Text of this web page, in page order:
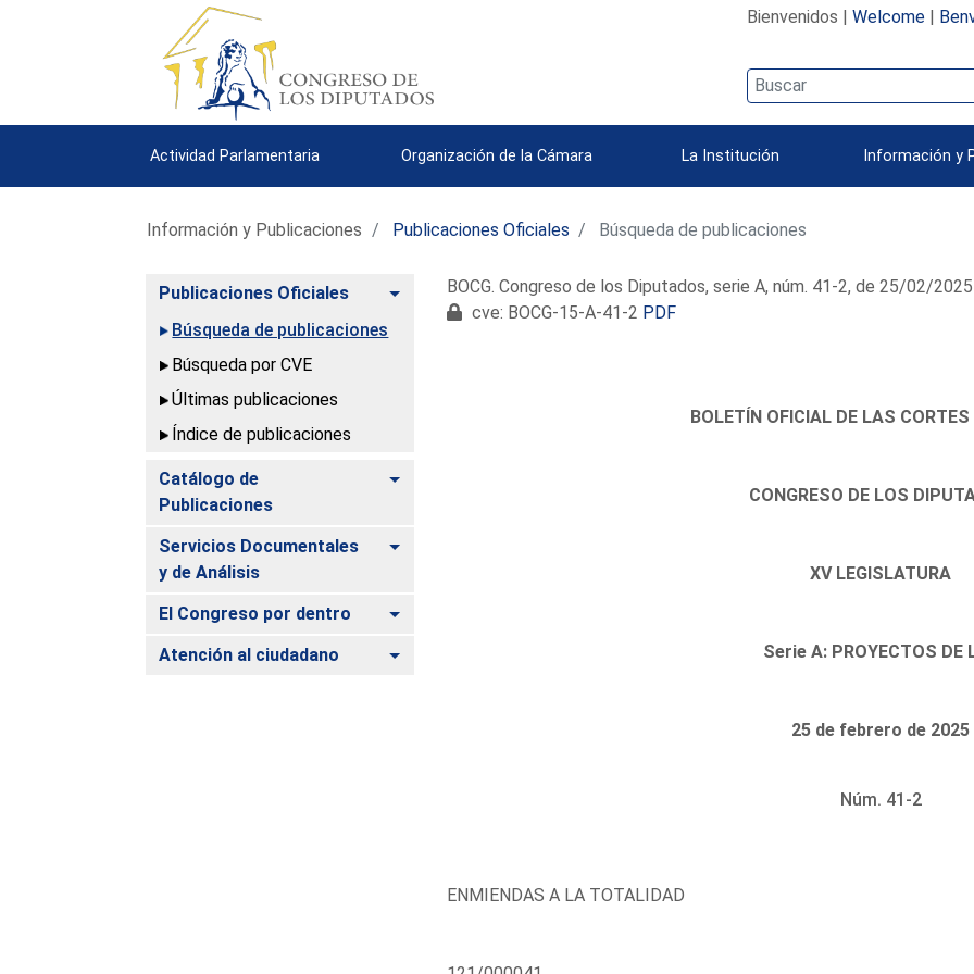
Bienvenidos | Welcome|
Actividad Parlamentaria Organización de la Cámara La Institución Información y
Información y Publicaciones Publicaciones Oficiales Búsqueda de publicaciones
Publicaciones Oficiales
Alternar
Búsqueda de publicaciones
Búsqueda por CVE
Últimas publicaciones
Índice de publicaciones
Catálogo de
Publicaciones
Alternar
Servicios Documentales
y de Análisis
Alternar
El Congreso por dentro Alternar
Atención al ciudadano Alternar
BOCG. Congreso de los Diputados, serie A, núm. 41-2, de 25/02/2025
cve: BOCG-15-A-41-2 PDF
BOLETÍN OFICIAL DE LAS CORTES
CONGRESO DE LOS
XV LEGISLATURA
Serie A: PROYECTOS DE
25 de febrero de 2025
Núm. 41-2
ENMIENDAS A LA TOTALIDAD